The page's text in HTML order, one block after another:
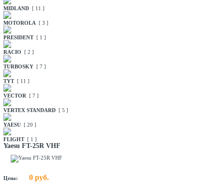
MIDLAND [ 11 ]
MOTOROLA [ 3 ]
PRESIDENT[ 1 ]
RACIO [ 2 ]
TURBOSKY [ 7 ]
TYT[ 11 ]
VECTOR [ 7 ]
VERTEX STANDARD [ 5 ]
YAESU [ 20 ]
FLIGHT[ 1 ]
Yaesu FT-25R VHF
Цена: 0 руб.